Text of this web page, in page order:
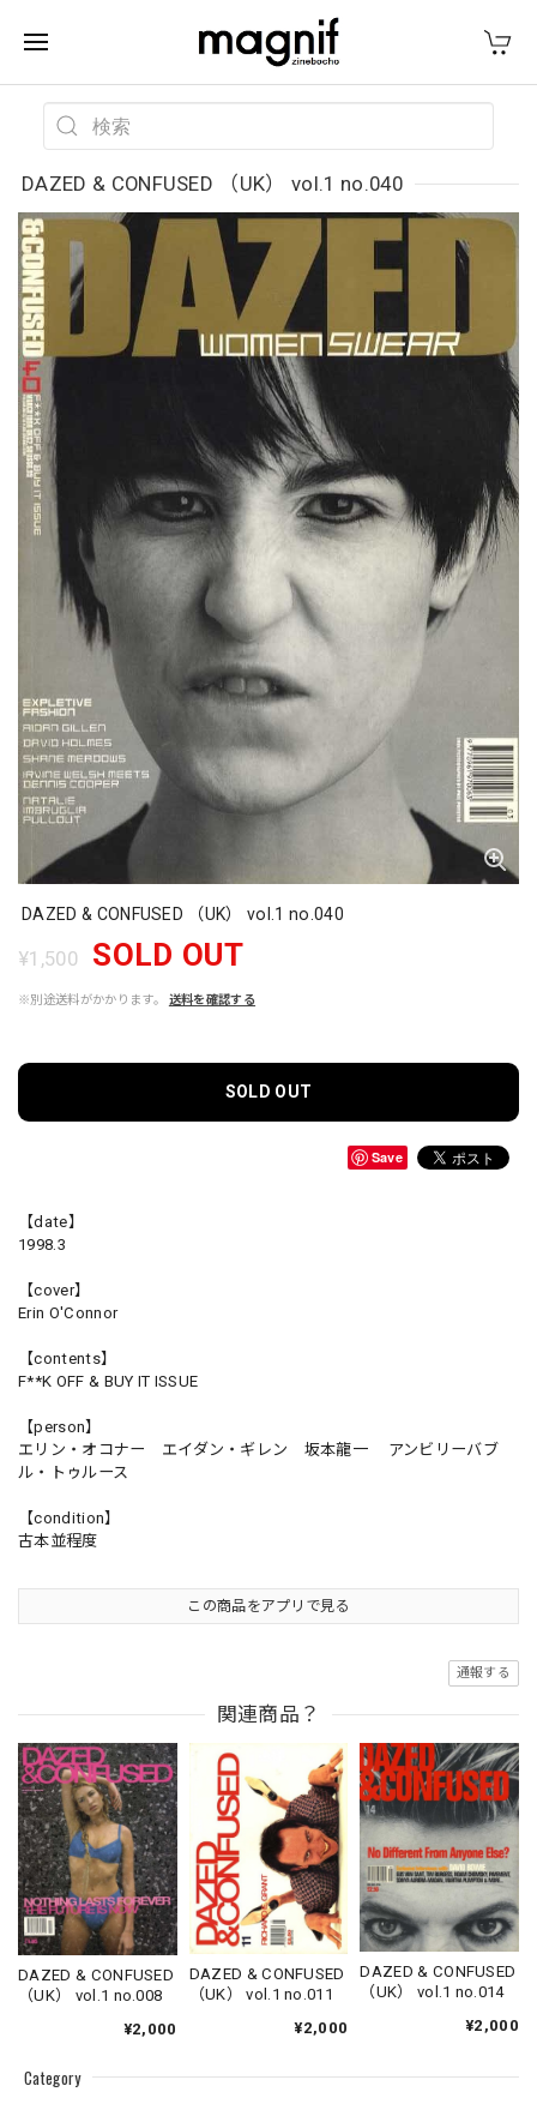
Category
DAZED & CONFUSED （UK） vol.1 no.040
DAZED & CONFUSED （UK） vol.1 no.040
¥1,500 SOLD OUT
※別途送料がかかります。 送料を確認する
SOLD OUT
Save
【date】
1998.3
【cover】
Erin O'Connor
【contents】
F**K OFF & BUY IT ISSUE
【person】
エリン・オコナー エイダン・ギレン 坂本龍一 アンビリーバブ
ル・トゥルース
【condition】
古本並程度
この商品をアプリで見る
通報する
関連商品？
DAZED & CONFUSED
（UK） vol.1 no.008
¥2,000
DAZED & CONFUSED
（UK） vol.1 no.011
¥2,000
DAZED & CONFUSED
（UK） vol.1 no.014
¥2,000